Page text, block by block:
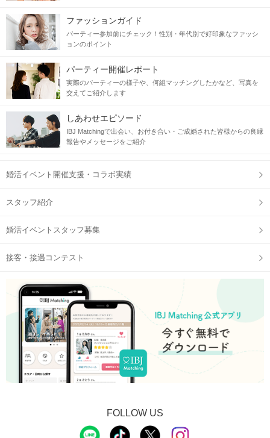
ファッションガイド
パーティー参加前にチェック！性別・年代別で好印象なファッシ
ョンのポイント
パーティー開催レポート
実際のパーティーの様子や、何組マッチングしたかなど、写真を
交えてご紹介します
しあわせエピソード
IBJ Matchingで出会い、お付き合い・ご成婚された皆様からの良縁
報告やメッセージをご紹介
婚活イベント開催支援・コラボ実績
スタッフ紹介
婚活イベントスタッフ募集
接客・接遇コンテスト
FOLLOW US